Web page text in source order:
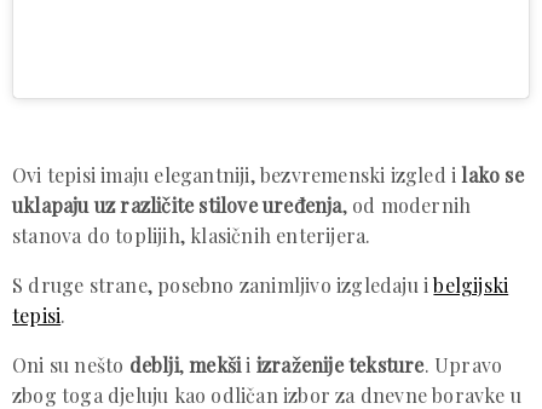
Ovi tepisi imaju elegantniji, bezvremenski izgled ilako se
uklapaju uz različite stilove uređenja, od modernih
stanova do toplijih, klasičnih enterijera.
S druge strane, posebno zanimljivo izgledaju ibelgijski
tepisi.
Oni su nešto deblji,mekšii izraženije teksture. Upravo
zbog toga djeluju kao odličan izbor za dnevne boravke u